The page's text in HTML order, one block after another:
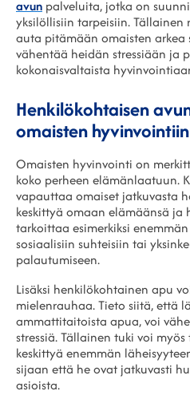
avun palveluita, jotka on
yksilöllisiin tarpeisiin.
auta pitämään omaisten arkea
vähentää heidän stressiään ja
kokonaisvaltaista
Henkilökohtaisen
omaisten hyvinvointiin
Omaisten hyvinvointi on
koko perheen elämänlaatuun.
vapauttaa omaiset jatkuvasta
keskittyä omaan elämäänsä ja
tarkoittaa esimerkiksi
sosiaalisiin suhteisiin tai
palautumiseen.
Lisäksi henkilökohtainen apu
mielenrauhaa. Tieto siitä, että
ammattitaitoista apua, voi
stressiä. Tällainen tuki voi
keskittyä enemmän
sijaan että he ovat jatkuvasti
asioista.